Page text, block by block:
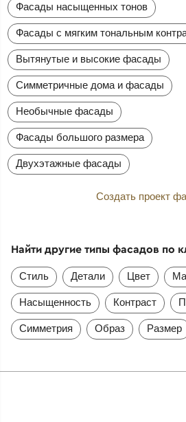
Фасады насыщенных тонов
Фасады с мягким тональным
Вытянутые и высокие фасады
Симметричные дома и фасады
Необычные фасады
Фасады большого размера
Двухэтажные фасады
Создать проект
Найти другие типы фасадов по
Стиль Детали Цвет
Насыщенность Контраст
Симметрия Образ Размер